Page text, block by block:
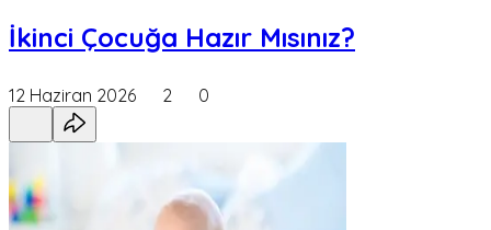
İkinci Çocuğa Hazır Mısınız?
12 Haziran 2026 2 0